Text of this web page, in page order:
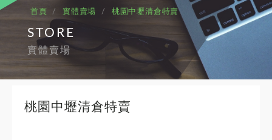
首頁 實體賣場 桃園中壢清倉特賣
STORE
實體賣場
桃園中壢清倉特賣